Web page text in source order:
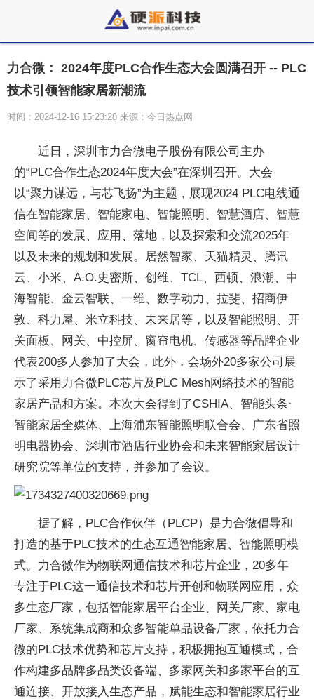
力合微： 2024年度PLC合作生态大会圆满召开 -- PLC
技术引领智能家居新潮流
时间：2024-12-16 15:23:28 来源：今日热点网
近日，深圳市力合微电子股份有限公司主办
的“PLC合作生态2024年度大会”在深圳召开。大会
以“聚力谋远，与芯飞扬”为主题，展现2024 PLC电线通
信在智能家居、智能家电、智能照明、智慧酒店、智慧
空间等的发展、应用、落地，以及探索和交流2025年
以及未来的规划和发展。居然智家、天猫精灵、腾讯
云、小米、A.O.史密斯、创维、TCL、西顿、浪潮、中
海智能、金云智联、一维、数字动力、拉斐、招商伊
敦、科力屋、米立科技、未来居等，以及智能照明、开
关面板、网关、中控屏、窗帘电机、传感器等品牌企业
代表200多人参加了大会，此外，会场外20多家公司展
示了采用力合微PLC芯片及PLC Mesh网络技术的智能
家居产品和方案。本次大会得到了CSHIA、智能头条·
智能家居全媒体、上海浦东智能照明联合会、广东省照
明电器协会、深圳市酒店行业协会和未来智能家居设计
研究院等单位的支持，并参加了会议。
据了解，PLC合作伙伴（PLCP）是力合微倡导和
打造的基于PLC技术的生态互通智能家居、智能照明模
式。力合微作为物联网通信技术和芯片企业，20多年
专注于PLC这一通信技术和芯片开创和物联网应用，众
多生态厂家，包括智能家居平台企业、网关厂家、家电
厂家、系统集成商和众多智能单品设备厂家，依托力合
微的PLC技术优势和芯片支持，积极拥抱互通模式，合
作构建多品牌多品类设备端、多家网关和多家平台的互
通连接、开放接入生态产品，赋能生态和智能家居行业